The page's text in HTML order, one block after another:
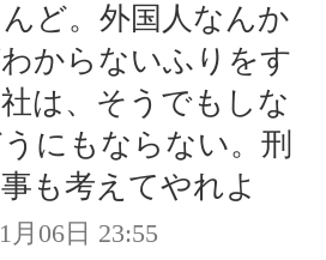
ど。外国人なんか
からないふりをす
は、そうでもしな
にもならない。刑
も考えてやれよ
月06日 23:55